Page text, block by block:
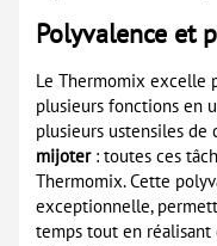
Polyvalence et
Le Thermomix excelle
plusieurs fonctions en
plusieurs ustensiles de
mijoter : toutes ces
Thermomix. Cette
exceptionnelle,
temps tout en réalisant